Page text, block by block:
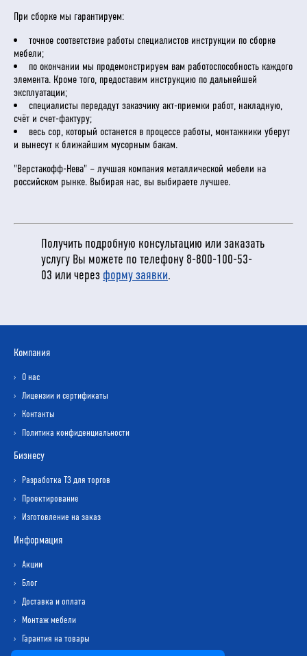
При сборке мы гарантируем:
точное соответствие работы специалистов инструкции по сборке
мебели;
по окончании мы продемонстрируем вам работоспособность каждого
элемента. Кроме того, предоставим инструкцию по дальнейшей
эксплуатации;
специалисты передадут заказчику акт-приемки работ, накладную,
счёт и счет-фактуру;
весь сор, который останется в процессе работы, монтажники уберут
и вынесут к ближайшим мусорным бакам.
"Верстакофф-Нева" – лучшая компания металлической мебели на
российском рынке. Выбирая нас, вы выбираете лучшее.
Получить подробную консультацию или заказать
услугу Вы можете по телефону 8-800-100-53-
03 или через форму заявки.
Компания
О нас
Лицензии и сертификаты
Контакты
Политика конфиденциальности
Бизнесу
Разработка ТЗ для торгов
Проектирование
Изготовление на заказ
Информация
Акции
Блог
Доставка и оплата
Монтаж мебели
Гарантия на товары